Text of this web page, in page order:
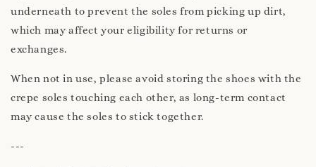
underneath to prevent the soles from picking up dirt,
which may affect your eligibility for returns or
exchanges.
When not in use, please avoid storing the shoes with the
crepe soles touching each other, as long-term contact
may cause the soles to stick together.
---